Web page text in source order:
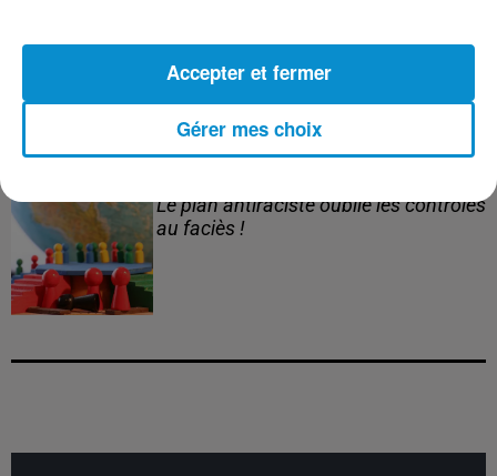
cherchent encore leurs...
Le plan antiraciste oublie les contrôles
au faciès !
Gérer mes choix
Accepter et fermer